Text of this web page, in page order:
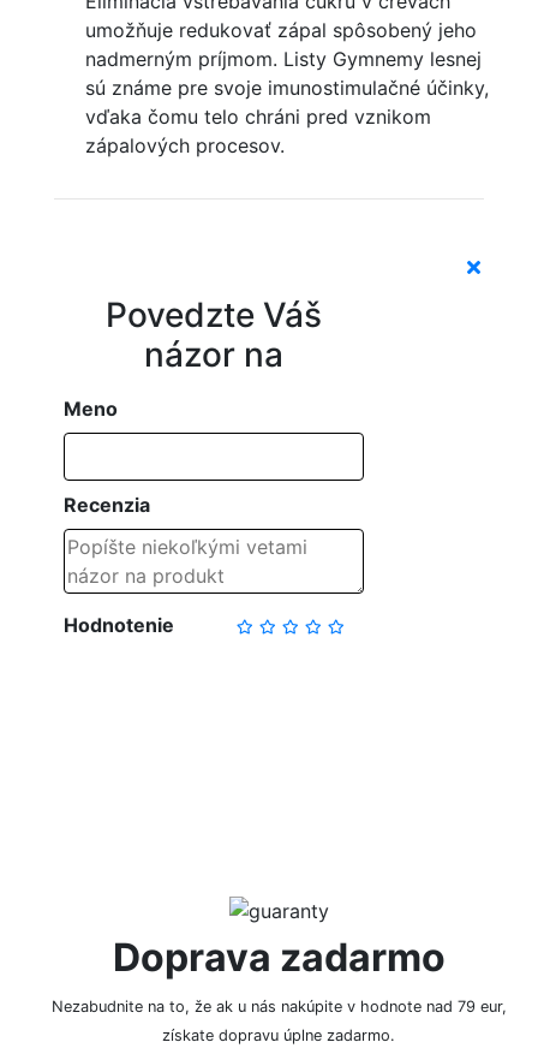
umožňuje redukovať zápal spôsobený jeho
nadmerným príjmom. Listy Gymnemy lesnej
sú známe pre svoje imunostimulačné účinky,
vďaka čomu telo chráni pred vznikom
zápalových procesov.
Povedzte Váš
názor na
Meno
Recenzia
Hodnotenie
Doprava zadarmo
Nezabudnite na to, že ak u nás nakúpite v hodnote nad 79 eur,
získate dopravu úplne zadarmo.